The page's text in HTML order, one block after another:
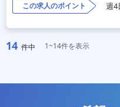
この求人のポイント 週4
14 件中 1~14件を表示